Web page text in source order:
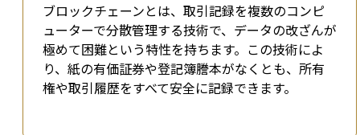
ブロックチェーンとは、取引記録を複数のコンピ
ューターで分散管理する技術で、データの改ざんが
極めて困難という特性を持ちます。この技術によ
り、紙の有価証券や登記簿謄本がなくとも、所有
権や取引履歴をすべて安全に記録できます。